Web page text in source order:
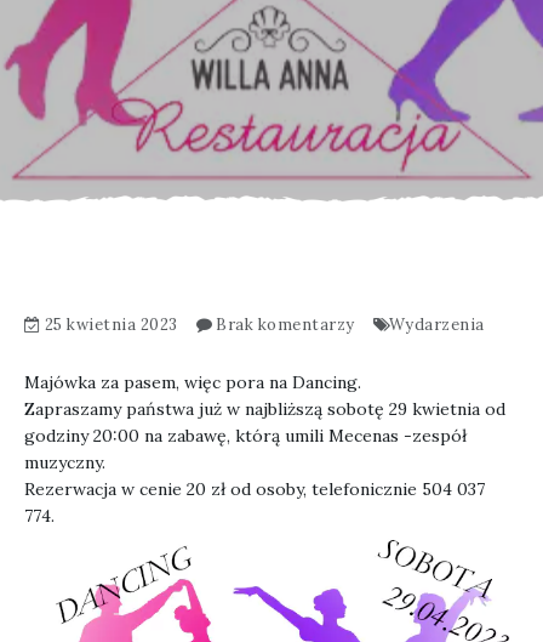
25 kwietnia 2023 Brak komentarzy Wydarzenia
Majówka za pasem, więc pora na Dancing.
Zapraszamy państwa już w najbliższą sobotę 29 kwietnia od
godziny 20:00 na zabawę, którą umili Mecenas -zespół
muzyczny.
Rezerwacja w cenie 20 zł od osoby, telefonicznie 504 037
774.